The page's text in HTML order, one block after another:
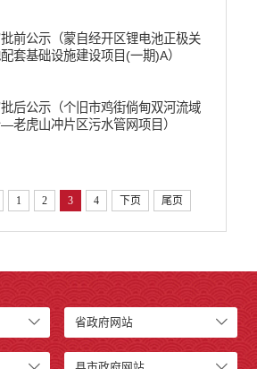
前公示（蒙自经开区锂电池正极关
套基础设施建设项目(一期)A）
后公示（个旧市鸡街倘甸双河流域
老虎山冲片区污水管网项目）
1 2 3 4 下页 尾页
省政府网站